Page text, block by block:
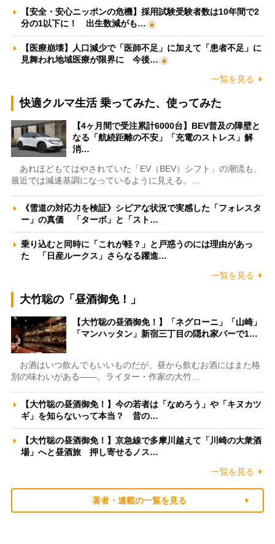
【安全・安心ニッポンの危機】採用試験受験者数は10年間で2
分の1以下に！ 出生数減がも…
【医療崩壊】人口減少で「医師不足」に加えて「患者不足」に
見舞われ地域医療が限界に 今後…
一覧を見る
快適クルマ生活 乗ってみた、使ってみた
【4ヶ月間で受注累計6000台】BEV普及の障壁と
なる「航続距離の不安」「充電のストレス」解
消…
あれほどもてはやされていた「EV（BEV）シフト」の潮流も、
最近では減速基調になっているように見える。…
《雪道の対応力を検証》シビアな状況で実感した「フォレスタ
ー」の真価 「ターボ」と「スト…
乗り込むと同時に「これが軽？」と戸惑うのには理由があっ
た 「日産ルークス」さらなる躍進…
一覧を見る
大竹聡の「昼酒御免！」
【大竹聡の昼酒御免！】「ネグローニ」「山崎」
「マンハッタン」新宿三丁目の隠れ家バーで1…
お酒はいつ飲んでもいいものだが、昼から飲むお酒にはまた格
別の味わいがある――。ライター・作家の大竹…
【大竹聡の昼酒御免！】今の若者は「なめろう」や「キヌカツ
ギ」を知らないって本当？ 昔の…
【大竹聡の昼酒御免！】京急線で多摩川越えて「川崎の大衆酒
場」へと昼酒旅 押し寄せるノス…
一覧を見る
著者・連載の一覧を見る